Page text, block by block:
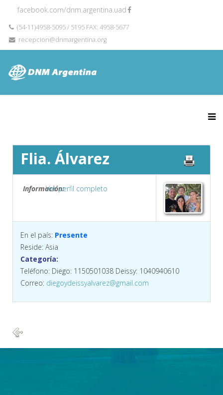
facebook.com/dnm.argentina.uad
(54-11)4958-5095 / 5195 FAX: 4958-5677
recepcion@dnmargentina.org
Flia. Álvarez
Información:Ver perfil completo
En el país: Presente
Reside: Asia
Categoría:
Teléfono: Diego: 1150501038 Deissy: 1040940610
Correo: diegoydeissyalvarez@gmail.com